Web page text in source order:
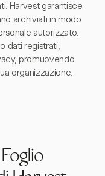
Harvest garantisce
archiviati in modo
autorizzato.
dati registrati,
promuovendo
organizzazione.